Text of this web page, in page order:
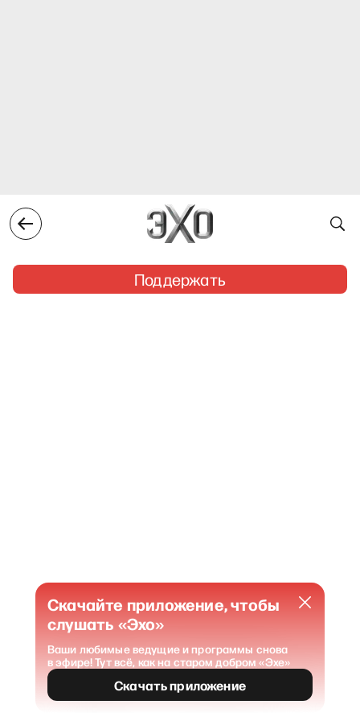
Поддержать
404 Страница не найдена.
Скачайте приложение, чтобы
слушать «Эхо»
Ваши любимые ведущие и программы снова
в эфире! Тут всё, как на старом добром «Эхе»
Скачать приложение